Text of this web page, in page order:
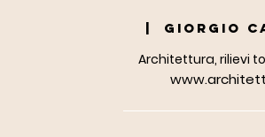
| GIORGIO
Architettura, rilievi